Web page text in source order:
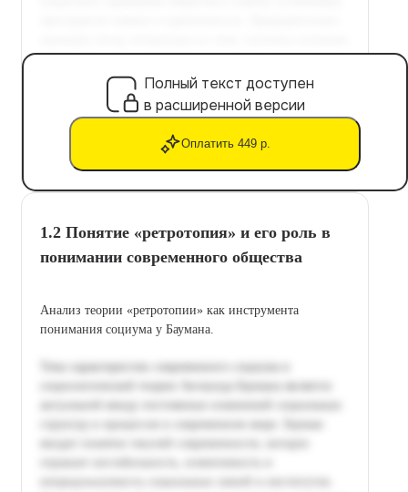
Полный текст доступен
в расширенной версии
Оплатить 449 р.
1.2 Понятие «ретротопия» и его роль в
понимании современного общества
Анализ теории «ретротопии» как инструмента
понимания социума у Баумана.